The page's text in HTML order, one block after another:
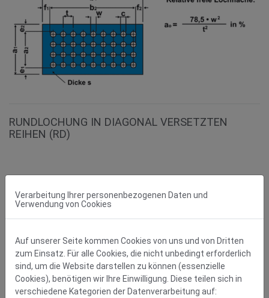
RUNDLOCHUNG IN DIAGONAL VERSETZTEN
REIHEN (RD)
Verarbeitung Ihrer personenbezogenen Daten und
Verwendung von Cookies
Auf unserer Seite kommen Cookies von uns und von Dritten
zum Einsatz. Für alle Cookies, die nicht unbedingt erforderlich
sind, um die Website darstellen zu können (essenzielle
Cookies), benötigen wir Ihre Einwilligung. Diese teilen sich in
verschiedene Kategorien der Datenverarbeitung auf: